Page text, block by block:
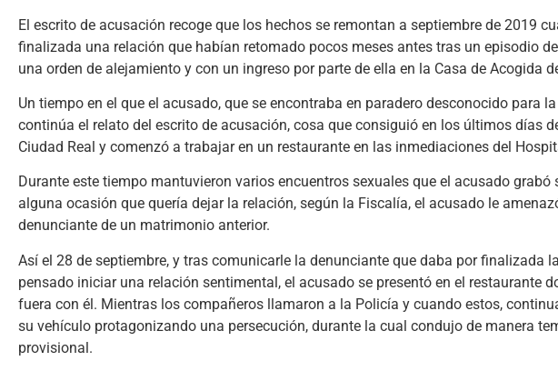
El escrito de acusación recoge que los hechos se remontan a septiembre de 2019
finalizada una relación que habían retomado pocos meses antes tras un episodio
una orden de alejamiento y con un ingreso por parte de ella en la Casa de Acogida
Un tiempo en el que el acusado, que se encontraba en paradero desconocido para
continúa el relato del escrito de acusación, cosa que consiguió en los últimos días
Ciudad Real y comenzó a trabajar en un restaurante en las inmediaciones del
Durante este tiempo mantuvieron varios encuentros sexuales que el acusado
alguna ocasión que quería dejar la relación, según la Fiscalía, el acusado le
denunciante de un matrimonio anterior.
Así el 28 de septiembre, y tras comunicarle la denunciante que daba por finalizada
pensado iniciar una relación sentimental, el acusado se presentó en el restaurante
fuera con él. Mientras los compañeros llamaron a la Policía y cuando estos,
su vehículo protagonizando una persecución, durante la cual condujo de manera
provisional.